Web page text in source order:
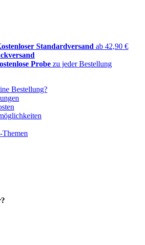
Standardversand ab 42,90 €
Probe zu jeder Bestellung
Bestellung?